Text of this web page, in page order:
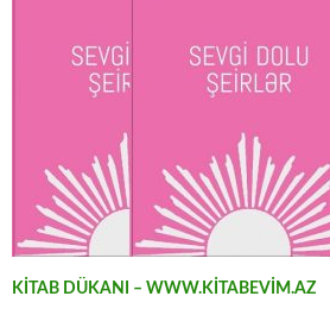
KİTAB DÜKANI – WWW.KİTABEVİM.AZ